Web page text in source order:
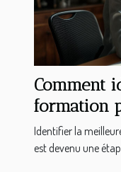
Comment
formation
carrière ?
Identifier la
est devenu une